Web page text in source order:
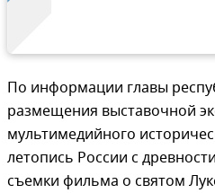
По информации главы
размещения выставочной
мультимедийного
летопись России с
съемки фильма о святом